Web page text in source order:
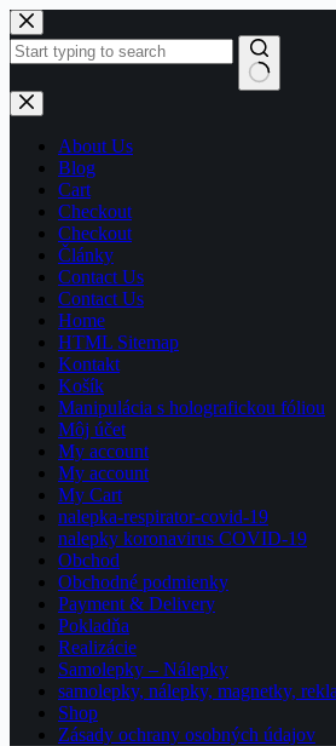
Skip
to
content
No
results
About Us
Blog
Cart
Checkout
Checkout
Články
Contact Us
Contact Us
Home
HTML Sitemap
Kontakt
Košík
Manipulácia s holografickou fóliou
Môj účet
My account
My account
My Cart
nalepka-respirator-covid-19
nalepky koronavirus COVID-19
Obchod
Obchodné podmienky
Payment & Delivery
Pokladňa
Realizácie
Samolepky – Nálepky
samolepky, nálepky, magnetky,
Shop
Zásady ochrany osobných údajov